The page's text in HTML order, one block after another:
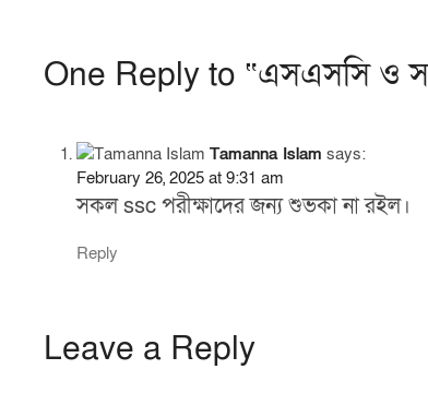
e
o
o
k
e
One Reply to “এসএসসি ও
Tamanna Islam says:
February 26, 2025 at 9:31 am
সকল ssc পরীক্ষাদের জন্য শুভকা না রইল।
Reply
Leave a Reply